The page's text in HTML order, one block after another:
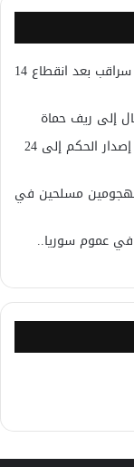
وزير الطاقة السوري: بدء تاهيل شبكة كهرباء سراقب بعد انقطاع 14
الجلسة الخامسة لمحاكمة احمد حسون.. تاجيل إصدار الحكم إلى 24
بهجومين مسلحين في
وحرائق في عموم سوريا..